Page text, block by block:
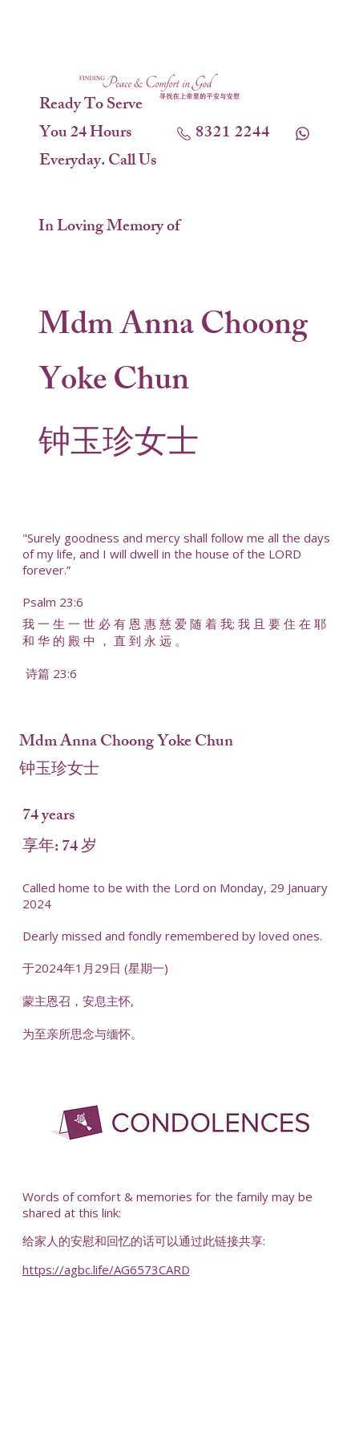
Ready To Serve
You 24 Hours
Everyday. Call Us
8321 2244
In Loving Memory of
Mdm Anna Choong
Yoke Chun
钟玉珍女士
"Surely goodness and mercy shall follow me all the days
of my life, and I will dwell in the house of the LORD
forever.”
Psalm 23:6
我 一 生 一 世 必 有 恩 惠 慈 爱 随 着 我; 我 且 要 住 在 耶
和 华 的 殿 中 ， 直 到 永 远 。
诗篇 23:6
Mdm Anna Choong Yoke Chun
钟玉珍女士
74 years
享年: 74 岁
Called home to be with the Lord on Monday, 29 January
2024
Dearly missed and fondly remembered by loved ones.
于2024年1月29日 (星期一)
蒙主恩召，安息主怀,
为至亲所思念与缅怀。
Words of comfort & memories for the family may be
shared at this link:
给家人的安慰和回忆的话可以通过此链接共享:
https://agbc.life/AG6573CARD